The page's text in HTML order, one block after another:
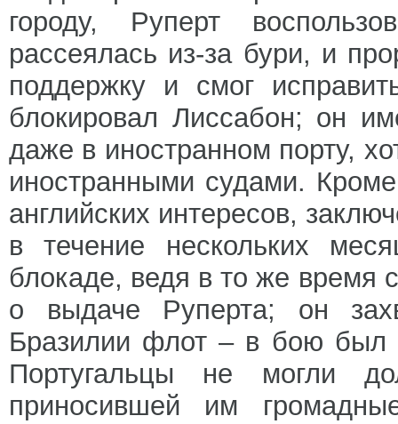
городу, Руперт
рассеялась из-за бури, и
поддержку и смог
блокировал Лиссабон; он
даже в иностранном порту,
иностранными судами.
английских интересов,
в течение нескольких
блокаде, ведя в то же время
о выдаче Руперта; он
Бразилии флот – в бою был
Португальцы не могли
приносившей им